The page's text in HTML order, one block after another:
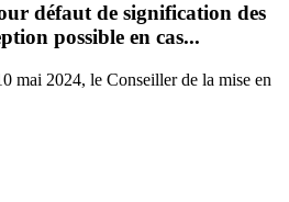
défaut de signification des
possible en cas...
mai 2024, le Conseiller de la mise en